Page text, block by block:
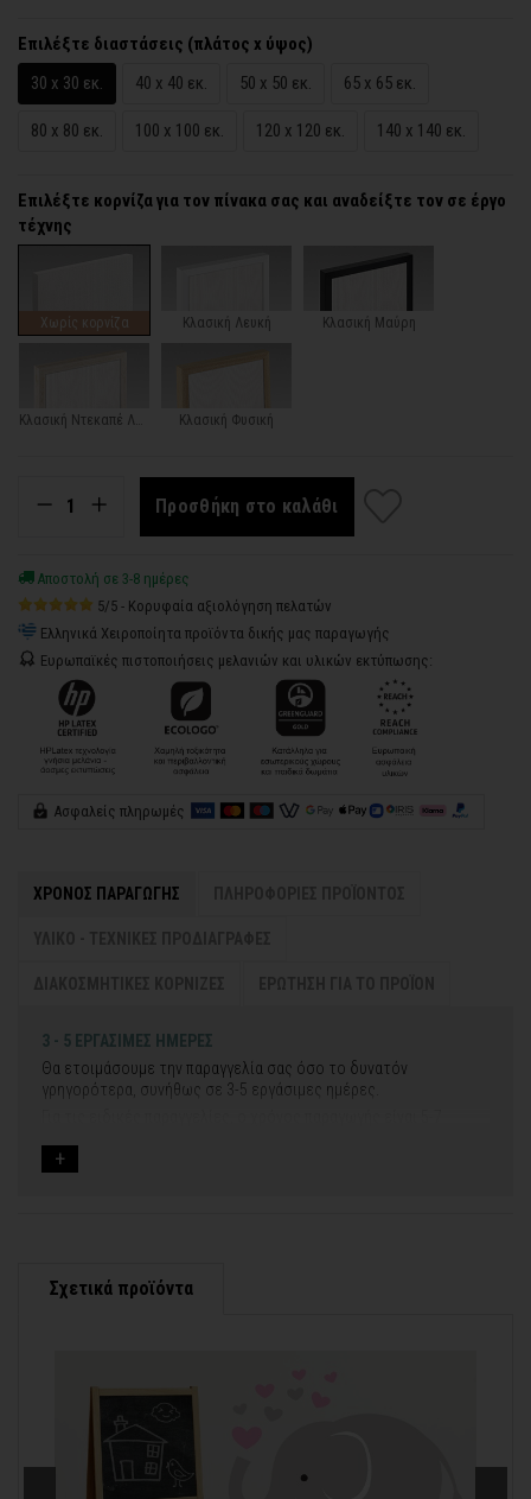
Επιλέξτε διαστάσεις (πλάτος x ύψος)
30 x 30 εκ.
40 x 40 εκ. 50 x 50 εκ. 65 x 65 εκ.
80 x 80 εκ. 100 x 100 εκ. 120 x 120 εκ. 140 x 140 εκ.
Επιλέξτε κορνίζα για τον πίνακα σας και αναδείξτε τον σε έργο
τέχνης
Χωρίς κορνίζα Κλασική Λευκή Κλασική Μαύρη
Κλασική Φυσική
Προσθήκη στο καλάθι
Αποστολή σε 3-8 ημέρες
5/5 - Κορυφαία αξιολόγηση πελατών
Ελληνικά Χειροποίητα προϊόντα δικής μας παραγωγής
Ευρωπαϊκές πιστοποιήσεις μελανιών και υλικών εκτύπωσης:
Ασφαλείς πληρωμές
ΧΡΟΝΟΣ ΠΑΡΑΓΩΓΗΣ
3 - 5 ΕΡΓΑΣΙΜΕΣ ΗΜΕΡΕΣ
Θα ετοιμάσουμε την παραγγελία σας όσο το δυνατόν
γρηγορότερα, συνήθως σε 3-5 εργάσιμες ημέρες.
Εφόσον επιλέξετε να προσθέσετε και διακοσμητική κορνίζα
λίγος περισσότερος χρόνος για να παραδοθεί.
πληροφορίες στοcontact@thinkart.gr
Σχετικά προϊόντα